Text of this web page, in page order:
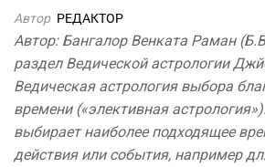
Автор РЕДАКТОР
Автор: Бангалор Венката Раман
раздел Ведической астрологии
Ведическая астрология выбора
времени («элективная
выбирает наиболее подходящее
действия или события, например